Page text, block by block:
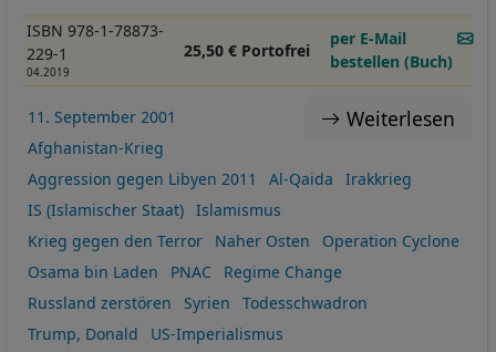
ISBN 978-1-78873-
229-1
04.2019
25,50 € Portofrei
per E-Mail
bestellen (Buch)
Weiterlesen
11. September 2001
Afghanistan-Krieg
Aggression gegen Libyen 2011
Al-Qaida
Irakkrieg
IS (Islamischer Staat)
Islamismus
Krieg gegen den Terror
Naher Osten
Operation Cyclone
Osama bin Laden
PNAC
Regime Change
Russland zerstören
Syrien
Todesschwadron
Trump, Donald
US-Imperialismus